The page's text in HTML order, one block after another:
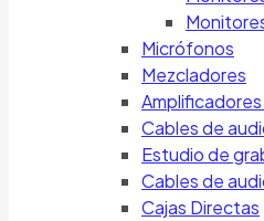
Micrófonos
Mezcladores
Cables de
Estudio de
Cables de
Cajas Directas